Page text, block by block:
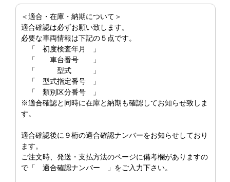
＜適合・在庫・納期について＞
適合確認は必ずお願い致します。
必要な車両情報は下記の５点です。
「 初度検査年月 」
「 車台番号 」
「 型式 」
「 型式指定番号 」
「 類別区分番号 」
※適合確認と同時に在庫と納期も確認してお知らせ致しま
す。
適合確認後に９桁の適合確認ナンバーをお知らせしており
ます。
ご注文時、発送・支払方法のページに備考欄がありますの
で「 適合確認ナンバー 」をご入力下さい。